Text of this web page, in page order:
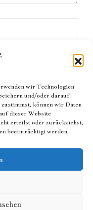
wir Technologien
und/oder darauf
können wir Daten
dieser Website
erteilst oder zurückziehst,
beeinträchtigt werden.